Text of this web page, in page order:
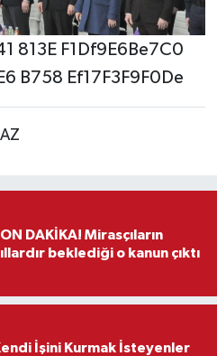
DAKİKA! Mirasçıların
beklediği o kanun çıktı
İşini Kurmak İsteyenler